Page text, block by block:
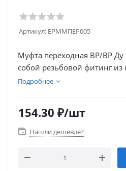
Артикул: EPMМПЕР005
Муфта переходная ВР/ВР Ду
собой резьбовой фитинг
марки AISI 304,
используются для
трубопровода разных
возможна по всей России.
оптовой цены просим
Подробнее
154.30 ₽/шт
Нашли дешевле?